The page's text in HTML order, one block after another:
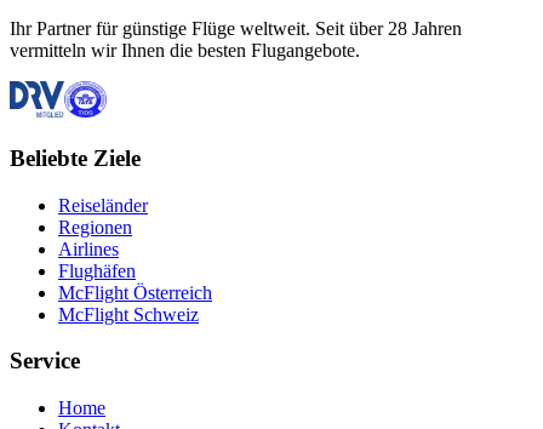
Ihr Partner für günstige Flüge weltweit. Seit über 28 Jahren
vermitteln wir Ihnen die besten Flugangebote.
Beliebte Ziele
Reiseländer
Regionen
Airlines
Flughäfen
McFlight Österreich
McFlight Schweiz
Service
Home